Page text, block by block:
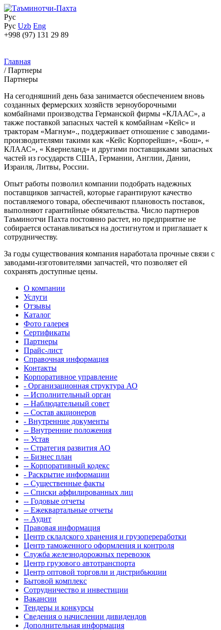
Рус
Рус Uzb Eng
+998 (97) 131 29 89
Главная
/Партнеры
Партнеры
На сегодняшний день база занимается обеспечением вновь
созданных фермерских хозяйств зерноуборочными
комбайнами производства Германской фирмы «КЛААС», а
также поставкой запасных частей к комбайнам «Кейс» и
тракторам «Магнум»., поддерживает отношение с заводами-
производителями такими как «Кейс Корпорейшн», «Бош», «
КЛААС», « Квернеланд» и другими поставщиками запасных
частей из государств США, Германии, Англии, Дании,
Израиля, Литвы, России.
Опыт работы позволил компании подобрать надежных
поставщиков запчастей, которые гарантируют качество
поставляемого товара, обеспечивают плановость поставок,
выполняют гарантийные обязательства. Число партнеров
Таъминотчи Пахта постоянно растет, но предприятие не
собирается останавливаться на достигнутом и приглашает к
сотрудничеству.
За годы существования компания наработала прочные связи с
заводами-изготовителями запчастей, что позволяет ей
сохранять доступные цены.
О компании
Услуги
Отзывы
Каталог
Фото галерея
Сертификаты
Партнеры
Прайс-лист
Справочная информация
Контакты
Корпоративное управление
- Организационная структура АО
-- Исполнительный орган
-- Наблюдательный совет
-- Состав акционеров
- Внутренние документы
-- Внутренние положения
-- Устав
-- Стратегия развития АО
-- Бизнес план
-- Корпоративный кодекс
- Раскрытие информации
-- Существенные факты
-- Списки аффилированных лиц
-- Годовые отчеты
-- Ежеквартальные отчеты
-- Аудит
Правовая информация
Центр складского хранения и грузопереработки
Центр таможенного оформления и контроля
Служба железнодорожных перевозок
Центр грузового автотранспорта
Центр оптовой торговли и дистрибьюции
Бытовой комплекс
Сотрудничество и инвестиции
Вакансии
Тендеры и конкурсы
Сведения о начислении дивидендов
Дополнительная информация